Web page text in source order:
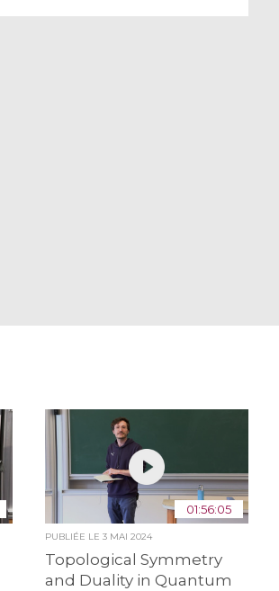
01:56:05
PUBLIÉE LE 3 MAI 2024
Topological Symmetry
and Duality in Quantum